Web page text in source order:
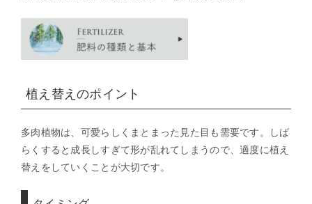
植え替えのポイント
多肉植物は、可愛らしくまとまった見た目も需要です。しば
らくすると成長しすぎて形が乱れてしまうので、適度に植え
替えをしていくことが大切です。